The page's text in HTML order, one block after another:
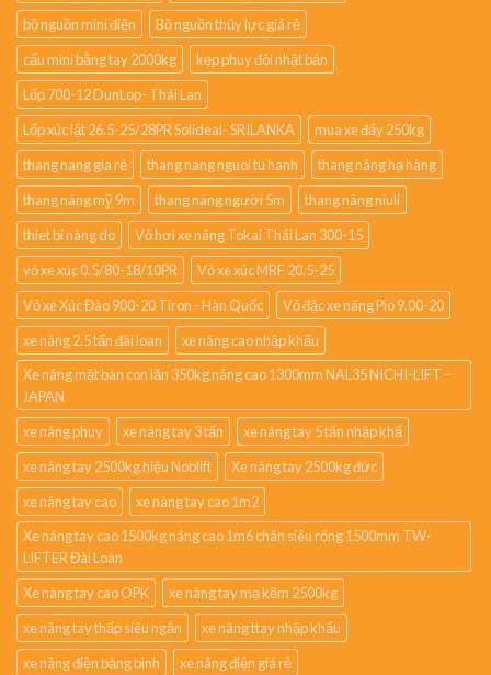
bộ nguồn mini điện
Bộ nguồn thủy lực giá rẻ
cẩu mini bằng tay 2000kg
kẹp phuy đôi nhật bản
Lốp 700-12 DunLop- Thái Lan
Lốp xúc lật 26.5-25/28PR Solideal- SRILANKA
mua xe đẩy 250kg
thang nang gia rẻ
thang nang nguoi tu hanh
thang nâng hạ hàng
thang nâng mỹ 9m
thang nâng người 5m
thang nâng niuli
thiet bi nâng do
Vỏ hơi xe nâng Tokai Thái Lan 300-15
vỏ xe xúc 0.5/80-18/10PR
Vỏ xe xúc MRF 20.5-25
Vỏ xe Xúc Đào 900-20 Tiron - Hàn Quốc
Vỏ đặc xe nâng Pio 9.00-20
xe nâng 2.5 tấn đài loan
xe nâng cao nhập khẩu
Xe nâng mặt bàn con lăn 350kg nâng cao 1300mm NAL35 NICHI-LIFT –
JAPAN
xe nâng phuy
xe nâng tay 3 tấn
xe nâng tay 5 tấn nhập khẩ
xe nâng tay 2500kg hiệu Noblift
Xe nâng tay 2500kg đức
xe nâng tay cao
xe nâng tay cao 1m2
Xe nâng tay cao 1500kg nâng cao 1m6 chân siêu rộng 1500mm TW-
LIFTER Đài Loan
Xe nâng tay cao OPK
xe nâng tay mạ kẽm 2500kg
xe nâng tay thấp siêu ngắn
xe nâng ttay nhập khẩu
xe nâng điện bằng bình
xe nâng điện giá rẻ